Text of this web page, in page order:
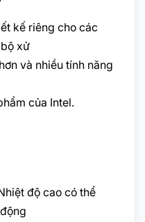
kế riêng cho các
xử
và nhiều tính năng
của Intel.
độ cao có thể